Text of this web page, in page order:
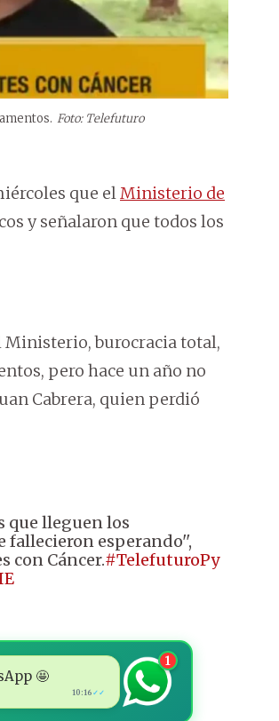
Foto: Telefuturo
que elMinisterio de
y señalaron que todos los
Ministerio, burocracia total,
pero hace un año no
Cabrera, quien perdió
que lleguen los
fallecieron esperando'',
con Cáncer.#TelefuturoPy
🤩
10:16 ✓✓
1